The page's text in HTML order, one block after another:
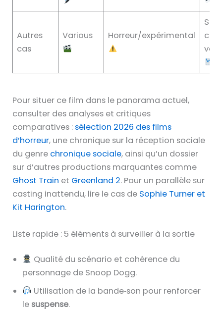
Autres
cas
Various Horreur/expérimental
Pour situer ce film dans le panorama actuel,
consulter des analyses et critiques
comparatives : sélection 2026 des films
d’horreur, une chronique sur la réception sociale
du genre chronique sociale, ainsi qu’un dossier
sur d’autres productions marquantes comme
Ghost Train et Greenland 2. Pour un parallèle sur
casting inattendu, lire le cas de Sophie Turner et
Kit Harington.
Liste rapide : 5 éléments à surveiller à la sortie
Qualité du scénario et cohérence du
personnage de Snoop Dogg.
Utilisation de la bande‑son pour renforcer
le suspense.